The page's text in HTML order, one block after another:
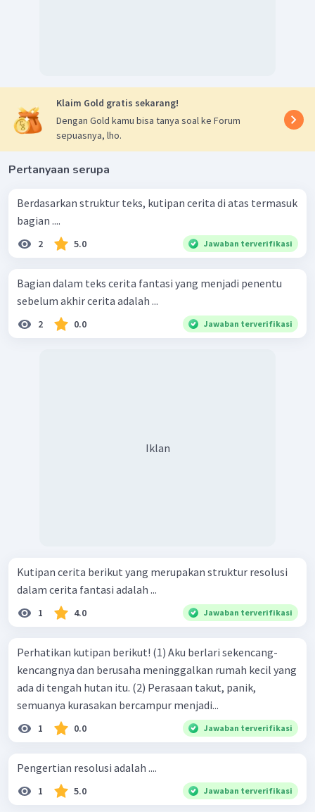
Klaim Gold gratis sekarang!
Dengan Gold kamu bisa tanya soal ke Forum
sepuasnya, lho.
Pertanyaan serupa
Berdasarkan struktur teks, kutipan cerita di atas termasuk
bagian ....
2 5.0 Jawaban terverifikasi
Bagian dalam teks cerita fantasi yang menjadi penentu
sebelum akhir cerita adalah ...
2 0.0 Jawaban terverifikasi
Iklan
Kutipan cerita berikut yang merupakan struktur resolusi
dalam cerita fantasi adalah ...
1 4.0 Jawaban terverifikasi
Perhatikan kutipan berikut! (1) Aku berlari sekencang-
kencangnya dan berusaha meninggalkan rumah kecil yang
ada di tengah hutan itu. (2) Perasaan takut, panik,
semuanya kurasakan bercampur menjadi...
1 0.0 Jawaban terverifikasi
Pengertian resolusi adalah ....
1 5.0 Jawaban terverifikasi